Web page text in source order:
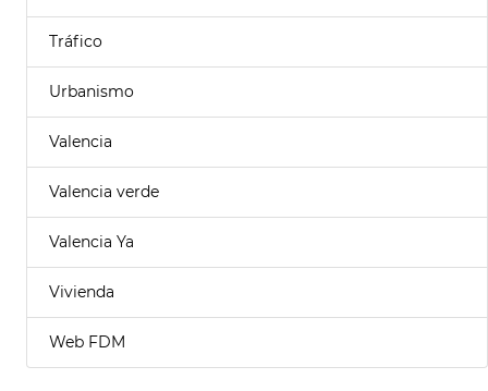
Tráfico
Urbanismo
Valencia
Valencia verde
Valencia Ya
Vivienda
Web FDM